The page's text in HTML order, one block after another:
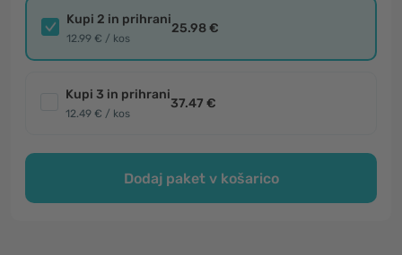
Kupi 2 in prihrani
12.99 € / kos
25.98 €
Kupi 3 in prihrani
12.49 € / kos
37.47 €
Dodaj paket v košarico